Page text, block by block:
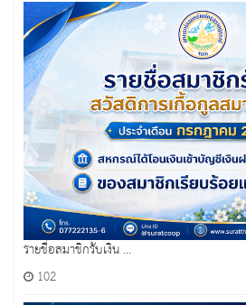
รายชื่อสมาชิกรับเงิน ...
102